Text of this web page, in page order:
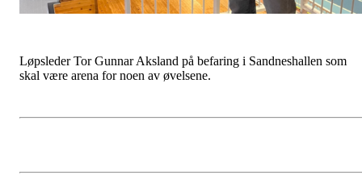
Løpsleder Tor Gunnar Aksland på befaring i Sandneshallen som
skal være arena for noen av øvelsene.